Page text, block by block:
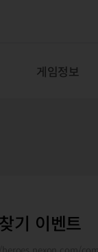
게임정보
기 이벤트